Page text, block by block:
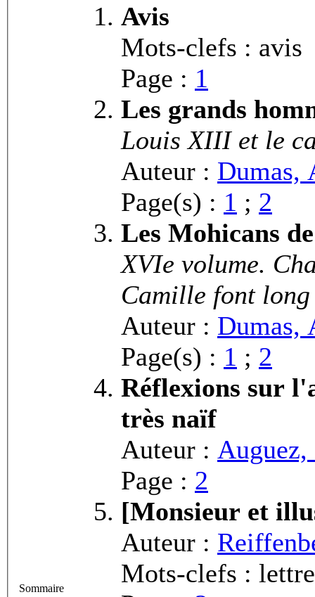
Sommaire
Avis
Mots-clefs : avis
Page : 1
Les grands
Louis XIII et le
Auteur : Dumas,
Page(s) : 1 ; 2
Les Mohicans
XVIe volume.
Camille font
Auteur : Dumas,
Page(s) : 1 ; 2
Réflexions sur
très naïf
Auteur : Auguez,
Page : 2
[Monsieur et
Auteur :
Mots-clefs : lettre